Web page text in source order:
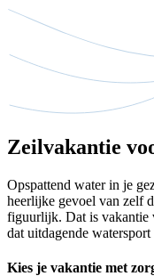
Zeilvakantie
Opspattend water in je
heerlijke gevoel van zelf
figuurlijk. Dat is vakantie
dat uitdagende
Kies je vakantie met